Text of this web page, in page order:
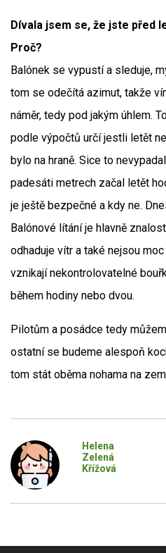
Dívala jsem se, že jste před
Proč?
Balónek se vypustí a sleduje,
tom se odečítá azimut, takže
náměr, tedy pod jakým úhlem.
podle výpočtů určí jestli letět
bylo na hraně. Sice to
padesáti metrech začal letět
je ještě bezpečné a kdy ne.
Balónové lítání je hlavně
odhaduje vítr a také nejsou
vznikají nekontrolovatelné
během hodiny nebo dvou.
Pilotům a posádce tedy
ostatní se budeme alespoň
tom stát oběma nohama na
Helena
Zelená
Křížová